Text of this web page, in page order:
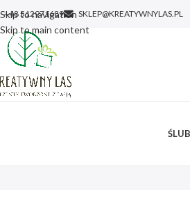
Skip to navigation
Skip to main content
+48 512971689 SKLEP@KREATYWNYLAS.PL